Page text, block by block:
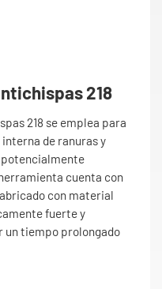
218
218 se emplea para
de ranuras y
cuenta con
con material
fuerte y
un tiempo prolongado